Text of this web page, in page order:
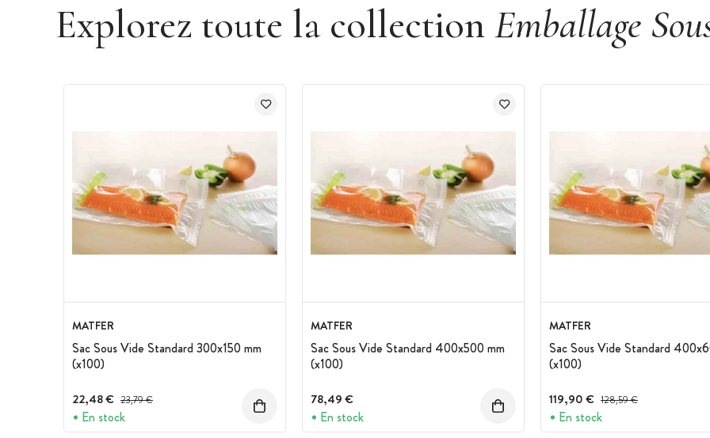
Explorez toute la collection Emballage
MATFER
Sac Sous Vide Standard 300x150 mm
(x100)
22,48 € Prix avant réduction :
23,79 €
En stock
MATFER
Sac Sous Vide Standard 400x500 mm
(x100)
78,49 €
En stock
MATFER
Sac Sous Vide Standard
(x100)
119,90 € Prix avant réduction :
128,59 €
En stock